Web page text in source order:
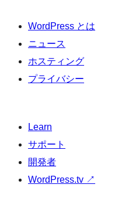
WordPress とは
ニュース
ホスティング
プライバシー
Learn
サポート
開発者
WordPress.tv ↗